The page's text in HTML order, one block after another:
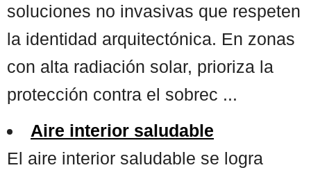
soluciones no invasivas que respeten
la identidad arquitectónica. En zonas
con alta radiación solar, prioriza la
protección contra el sobrec ...
Aire interior saludable
El aire interior saludable se logra